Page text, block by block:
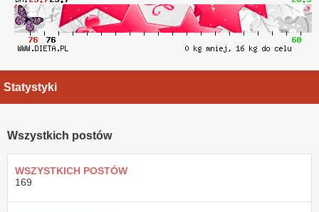
Statystyki
Wszystkich postów
WSZYSTKICH POSTÓW
169